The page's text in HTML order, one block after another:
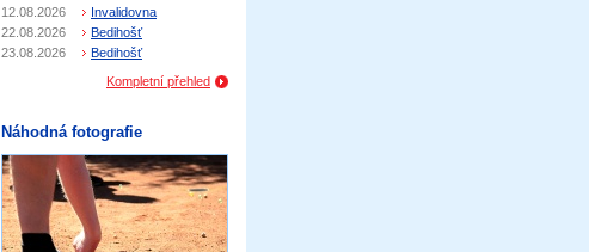
12.08.2026
Invalidovna
22.08.2026
Bedihošť
23.08.2026
Bedihošť
Kompletní přehled
Náhodná fotografie